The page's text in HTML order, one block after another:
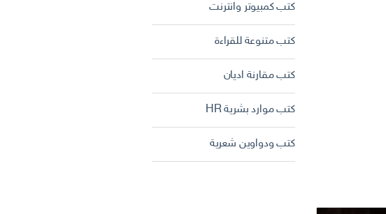
كتب كمبيوتر وانترنت
كتب متنوعة للقراءة
كتب مقارنة اديان
كتب موارد بشرية HR
كتب ودواوين شعرية